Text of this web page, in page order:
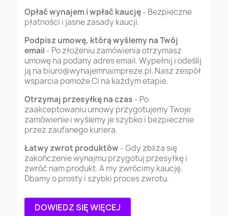
Opłać wynajem i wpłać kaucję- Bezpieczne
płatności i jasne zasady kaucji.
Podpisz umowę, którą wyślemy na Twój
email - Po złożeniu zamówienia otrzymasz
umowę na podany adres email. Wypełnij i odeślij
ją na biuro@wynajemnaimpreze.pl. Nasz zespół
wsparcia pomoże Ci na każdym etapie.
Otrzymaj przesyłkę na czas - Po
zaakceptowaniu umowy przygotujemy Twoje
zamówienie i wyślemy je szybko i bezpiecznie
przez zaufanego kuriera.
Łatwy zwrot produktów - Gdy zbliża się
zakończenie wynajmu przygotuj przesyłkę i
zwróć nam produkt. A my zwrócimy kaucję.
Dbamy o prosty i szybki proces zwrotu.
DOWIEDZ SIĘ WIĘCEJ